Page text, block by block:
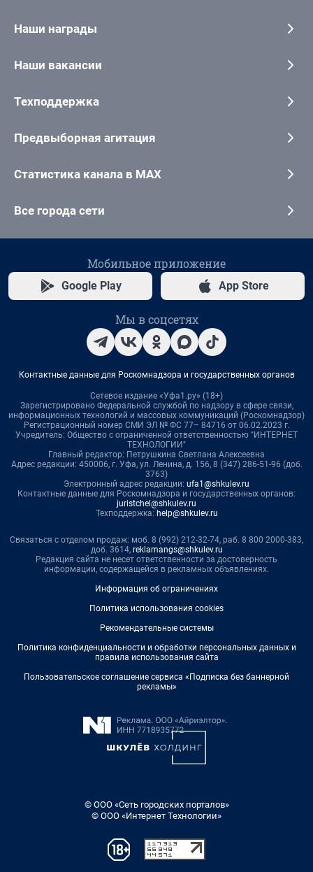
Наши награды
Наши вакансии
Техподдержка
Предвыборная агитация
Статистика канала в MAX
Все города сети
Мобильное приложение
Google Play App Store
Мы в соцсетях
Контактные данные для Роскомнадзора и государственных органов
Сетевое издание «Уфа1.ру» (18+)
Зарегистрировано Федеральной службой по надзору в сфере связи,
информационных технологий и массовых коммуникаций (Роскомнадзор)
Регистрационный номер СМИ ЭЛ № ФС 77– 84716 от 06.02.2023 г.
Учредитель: Общество с ограниченной ответственностью "ИНТЕРНЕТ
ТЕХНОЛОГИИ"
Главный редактор: Петрушкина Светлана Алексеевна
Адрес редакции: 450006, г. Уфа, ул. Ленина, д. 156, 8 (347) 286-51-96 (доб.
3763)
Электронный адрес редакции: ufa1@shkulev.ru
Контактные данные для Роскомнадзора и государственных органов:
juristchel@shkulev.ru
Техподдержка: help@shkulev.ru
Связаться с отделом продаж: моб. 8 (992) 212-32-74, раб. 8 800 2000-383,
доб. 3614, reklamangs@shkulev.ru
Редакция сайта не несет ответственности за достоверность
информации, содержащейся в рекламных объявлениях.
Информация об ограничениях
Политика использования cookies
Рекомендательные системы
Политика конфиденциальности и обработки персональных данных и
правила использования сайта
Пользовательское соглашение сервиса «Подписка без баннерной
рекламы»
© ООО «Сеть городских порталов»
© ООО «Интернет Технологии»